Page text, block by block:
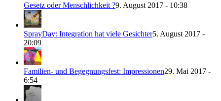
Gesetz oder Menschlichkeit ?9. August 2017 - 10:38
SprayDay: Integration hat viele Gesichter5. August 2017 -
20:09
Familien- und Begegnungsfest: Impressionen29. Mai 2017 -
6:54